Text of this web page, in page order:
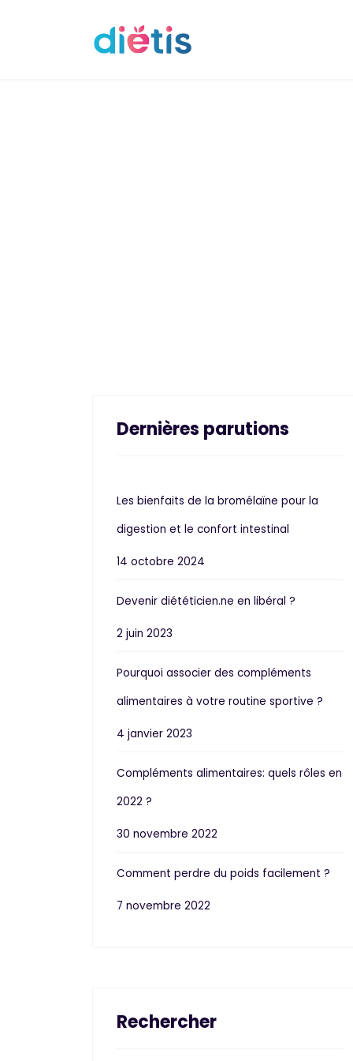
Dernières parutions
Les bienfaits de la bromélaïne pour la
digestion et le confort intestinal
14 octobre 2024
Devenir diététicien.ne en libéral ?
2 juin 2023
Pourquoi associer des compléments
alimentaires à votre routine sportive ?
4 janvier 2023
Compléments alimentaires: quels rôles en
2022 ?
30 novembre 2022
Comment perdre du poids facilement ?
7 novembre 2022
Rechercher